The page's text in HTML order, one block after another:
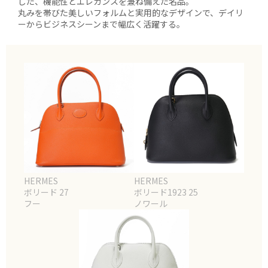
丸みを帯びた美しいフォルムと実用的なデザインで、デイリ
ーからビジネスシーンまで幅広く活躍する。
HERMES
ボリード 27
フー
HERMES
ボリード1923 25
ノワール